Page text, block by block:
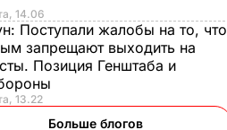
14.06
Поступали жалобы на то, что
запрещают выходить на
Позиция Генштаба и
13.22
Больше блогов